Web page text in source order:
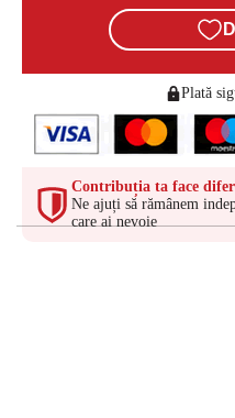
Plată
Contribuția ta face
Ne ajuți să rămânem
care ai nevoie